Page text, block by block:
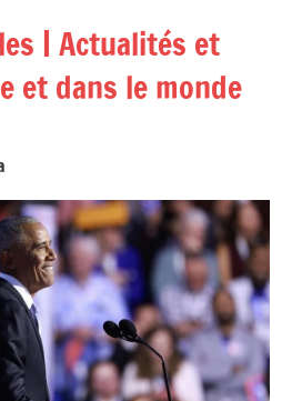
| Actualités et
et dans le monde